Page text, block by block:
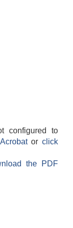
configured to
orclick
the PDF